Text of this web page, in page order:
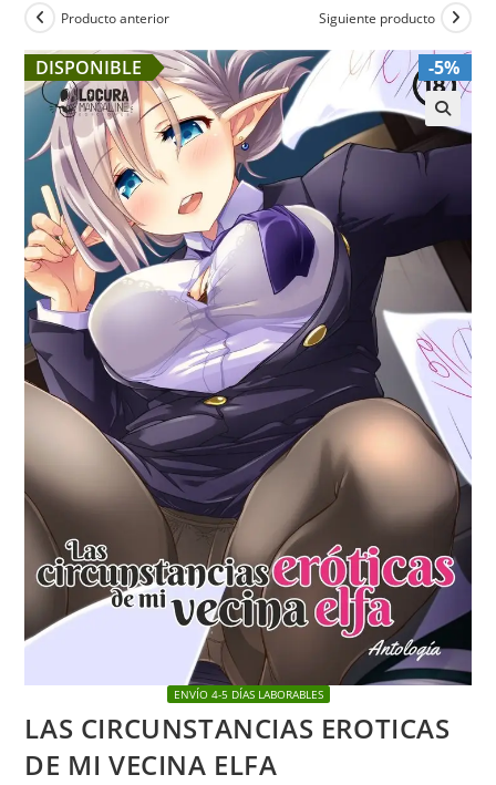
Producto anterior Siguiente producto
DISPONIBLE -5%
ENVÍO 4-5 DÍAS LABORABLES
LAS CIRCUNSTANCIAS EROTICAS
DE MI VECINA ELFA